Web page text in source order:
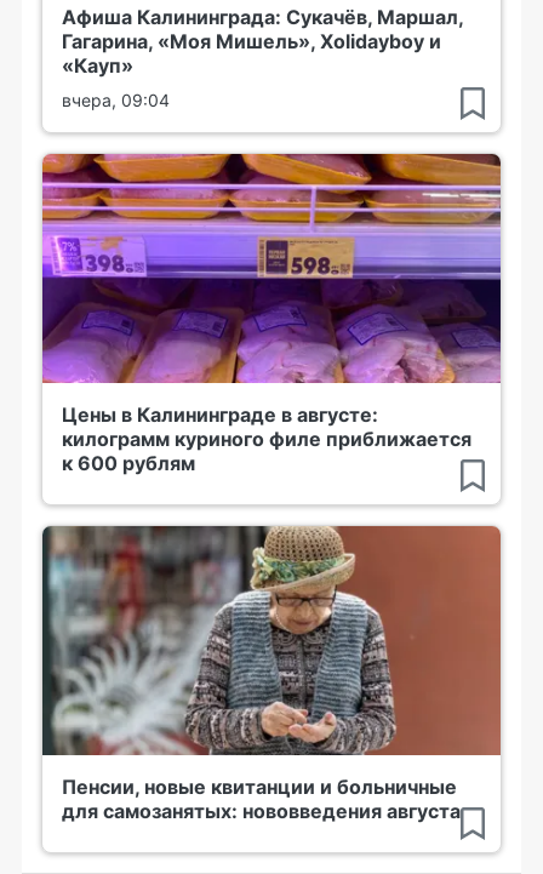
Афиша Калининграда: Сукачёв, Маршал,
Гагарина, «Моя Мишель», Xolidayboy и
«Кауп»
вчера, 09:04
Цены в Калининграде в августе:
килограмм куриного филе приближается
к 600 рублям
Пенсии, новые квитанции и больничные
для самозанятых: нововведения августа